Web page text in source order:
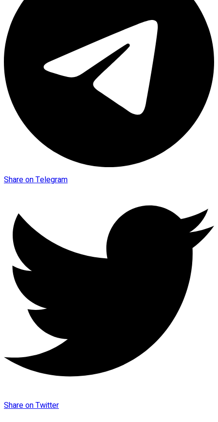
Share on Telegram
Share on Twitter